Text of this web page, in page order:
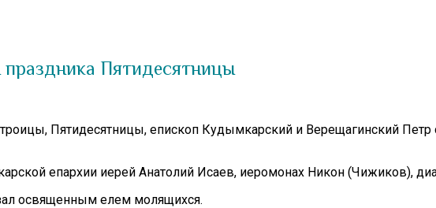
праздника Пятидесятницы
троицы, Пятидесятницы, епископ Кудымкарский и Верещагинский
епархии иерей Анатолий Исаев, иеромонах Никон (Чижиков),
освященным елем молящихся.